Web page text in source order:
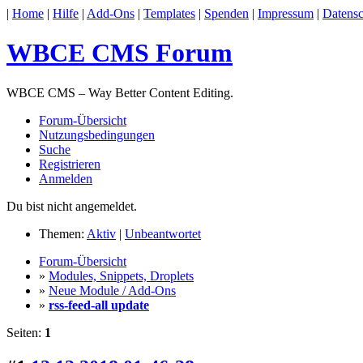
| Home | Hilfe | Add-Ons | Templates | Spenden | Impressum |
WBCE CMS Forum
WBCE CMS – Way Better Content Editing.
Forum-Übersicht
Nutzungsbedingungen
Suche
Registrieren
Anmelden
Du bist nicht angemeldet.
Themen: Aktiv | Unbeantwortet
Forum-Übersicht
» Modules, Snippets, Droplets
» Neue Module / Add-Ons
» rss-feed-all update
Seiten: 1